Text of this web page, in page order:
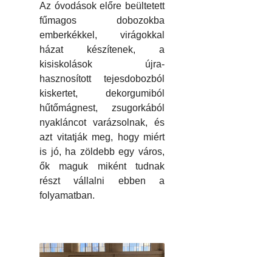
Az óvodások előre beültetett
fűmagos dobozokba
emberkékkel, virágokkal
házat készítenek, a
kisiskolások újra-
hasznosított tejesdobozból
kiskertet, dekorgumiból
hűtőmágnest, zsugorkából
nyakláncot varázsolnak, és
azt vitatják meg, hogy miért
is jó, ha zöldebb egy város,
ők maguk miként tudnak
részt vállalni ebben a
folyamatban.